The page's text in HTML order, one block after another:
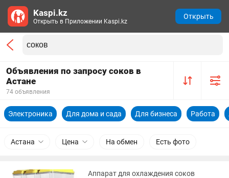
Объявления по запросу соков в
Астане
74 объявления
Электроника Для дома и сада Для бизнеса Работа
Астана Цена На обмен Есть фото
Аппарат для охлаждения соков
Kaspi.kz
Открыть в Приложении Kaspi.kz
Открыть